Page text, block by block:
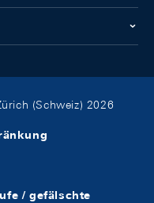
(Schweiz) 2026
/ gefälschte